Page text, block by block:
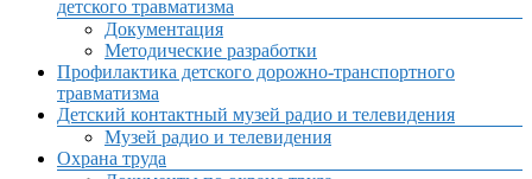
детского травматизма
Документация
Методические разработки
Профилактика детского дорожно-транспортного
травматизма
Детский контактный музей радио и телевидения
Музей радио и телевидения
Охрана труда